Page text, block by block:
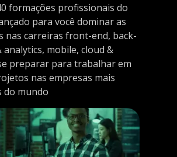
formações profissionais do
para você dominar as
nas carreiras front-end, back-
analytics, mobile, cloud &
preparar para trabalhar em
nas empresas mais
do mundo